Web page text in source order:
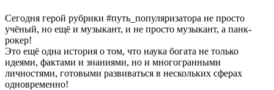
Сегодня герой рубрики #путь_популяризатора не просто
учёный, но ещё и музыкант, и не просто музыкант, а панк-
рокер!
Это ещё одна история о том, что наука богата не только
идеями, фактами и знаниями, но и многогранными
личностями, готовыми развиваться в нескольких сферах
одновременно!